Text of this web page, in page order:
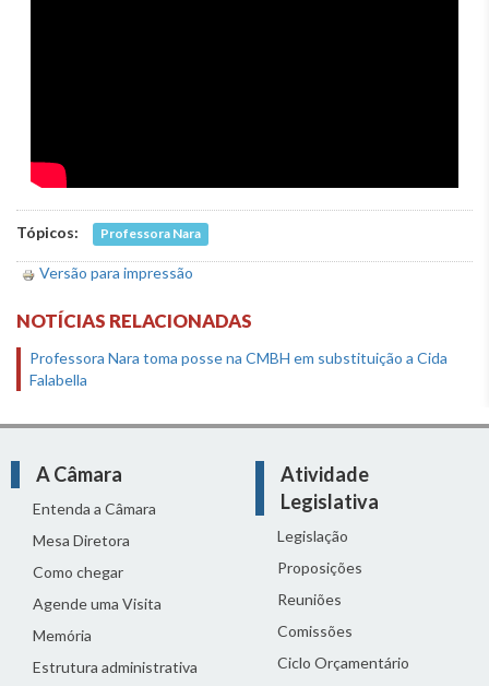
Tópicos: Professora Nara
Versão para impressão
NOTÍCIAS RELACIONADAS
Professora Nara toma posse na CMBH em substituição a Cida
Falabella
A Câmara
Entenda a Câmara
Mesa Diretora
Como chegar
Agende uma Visita
Memória
Estrutura administrativa
Atividade
Legislativa
Legislação
Proposições
Reuniões
Comissões
Ciclo Orçamentário